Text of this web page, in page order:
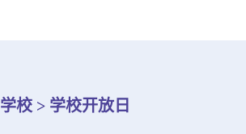
学校 > 学校开放日